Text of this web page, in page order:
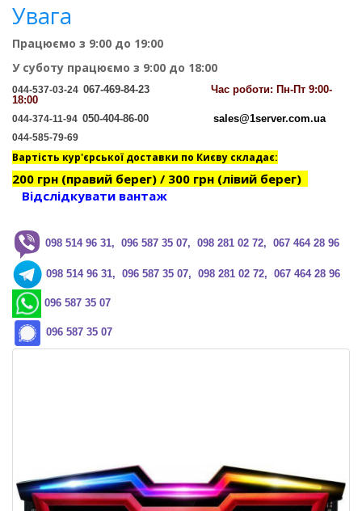
Увага
Працюємо з 9:00 до 19:00
У суботу працюємо з 9:00 до 18:00
044-537-03-24 067-469-84-23 Час роботи: Пн-Пт 9:00-
18:00
044-374-11-94 050-404-86-00 sales@1server.com.ua
044-585-79-69
Вартість кур'єрської доставки по Києву складає:
200 грн (правий берег) / 300 грн (лівий берег)
Відслідкувати вантаж
098 514 96 31, 096 587 35 07, 098 281 02 72, 067 464 28 96
098 514 96 31, 096 587 35 07, 098 281 02 72, 067 464 28 96
096 587 35 07
096 587 35 07